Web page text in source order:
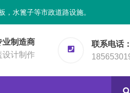
水篦子等市政道路设施。
业制造商
设计制作
联系电话：